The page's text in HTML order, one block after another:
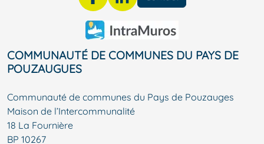
COMMUNAUTÉ DE COMMUNES DU PAYS DE
POUZAUGUES
Communauté de communes du Pays de Pouzauges
Maison de l’Intercommunalité
18 La Fournière
BP 10267